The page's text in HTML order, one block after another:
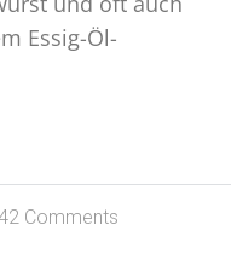
Essig-Öl-
Comments